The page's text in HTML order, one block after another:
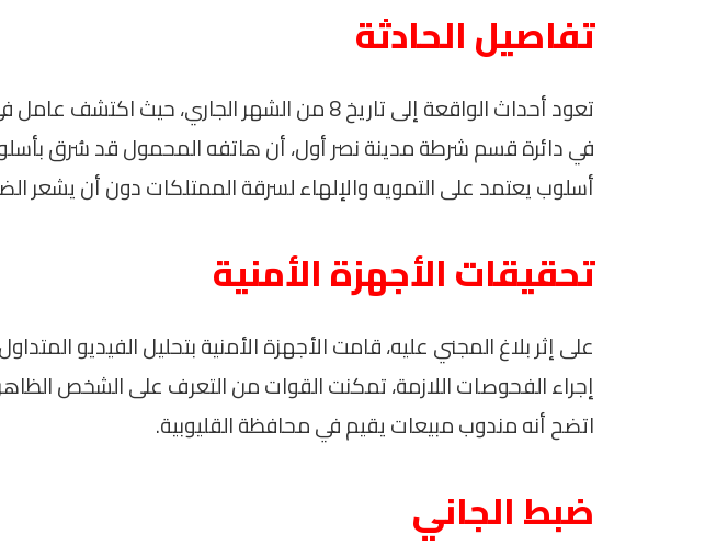
تفاصيل الحادثة
تعود أحداث الواقعة إلى تاريخ 8 من الشهر الجاري، حيث
في دائرة قسم شرطة مدينة نصر أول، أن هاتفه المحمول قد سُرق
أسلوب يعتمد على التمويه والإلهاء لسرقة الممتلكات دون أن يشعر
تحقيقات الأجهزة الأمنية
على إثر بلاغ المجني عليه، قامت الأجهزة الأمنية بتحليل الفيديو
إجراء الفحوصات اللازمة، تمكنت القوات من التعرف على الشخص
اتضح أنه مندوب مبيعات يقيم في محافظة القليوبية.
ضبط الجاني